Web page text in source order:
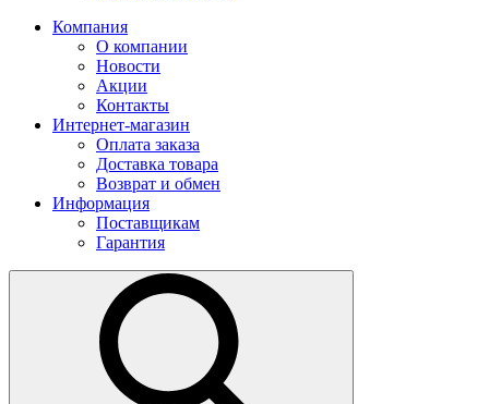
Компания
О компании
Новости
Акции
Контакты
Интернет-магазин
Оплата заказа
Доставка товара
Возврат и обмен
Информация
Поставщикам
Гарантия